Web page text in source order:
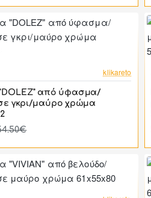
klikareto
από ύφασμα/
γκρι/μαύρο χρώμα